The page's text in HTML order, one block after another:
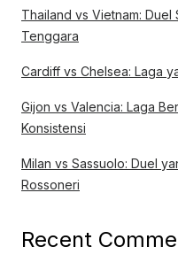
Thailand vs Vietnam: Duel
Tenggara
Cardiff vs Chelsea: Laga
Gijon vs Valencia: Laga
Konsistensi
Milan vs Sassuolo: Duel
Rossoneri
Recent